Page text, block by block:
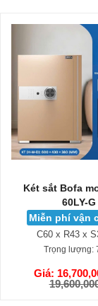
Két sắt Bofa
60LY-G
Miễn phí vận
C60 x R43 x
Trọng lượng:
Giá:
GIỎ HÀNG